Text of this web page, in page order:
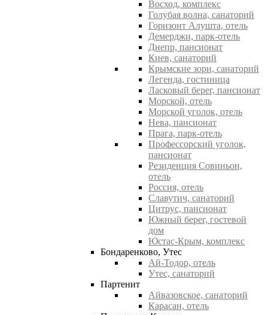
Восход, комплекс
Голубая волна, санаторий
Горизонт Алушта, отель
Демерджи, парк-отель
Днепр, пансионат
Киев, санаторий
Крымские зори, санаторий
Легенда, гостиница
Ласковый берег, пансионат
Морской, отель
Морской уголок, отель
Нева, пансионат
Прага, парк-отель
Профессорский уголок,
пансионат
Резиденция Совиньон,
отель
Россия, отель
Славутич, санаторий
Цитрус, пансионат
Южный берег, гостевой
дом
Юстас-Крым, комплекс
Бондаренково, Утес
Ай-Тодор, отель
Утес, санаторий
Партенит
Айвазовское, санаторий
Карасан, отель